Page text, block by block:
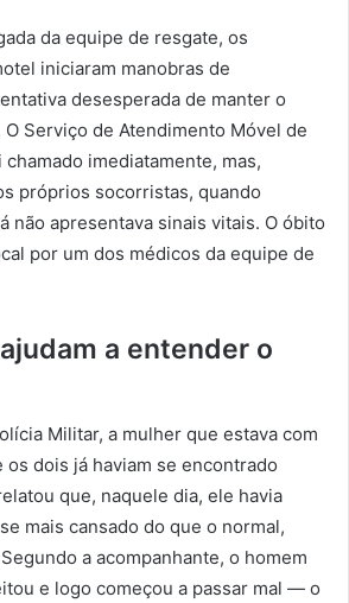
da equipe de resgate, os
iniciaram manobras de
desesperada de manter o
Serviço de Atendimento Móvel de
imediatamente, mas,
próprios socorristas, quando
não apresentava sinais vitais. O óbito
por um dos médicos da equipe de
a entender o
Militar, a mulher que estava com
dois já haviam se encontrado
que, naquele dia, ele havia
mais cansado do que o normal,
a acompanhante, o homem
e logo começou a passar mal — o